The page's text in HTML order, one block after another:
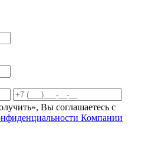
Вы соглашаетесь c
Компании